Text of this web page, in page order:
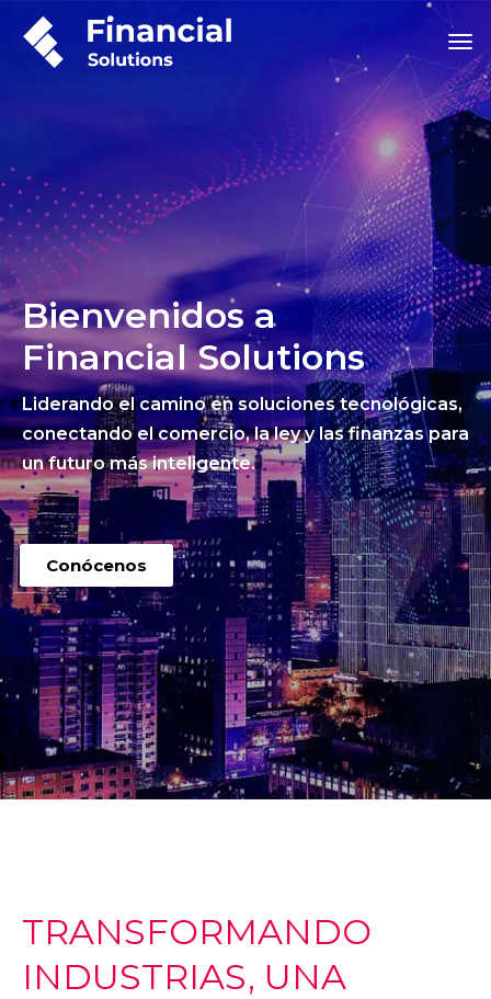
Bienvenidos a
Financial Solutions
Liderando el camino en soluciones tecnológicas,
conectando el comercio, la ley y las finanzas para
un futuro más inteligente.
Conócenos
TRANSFORMANDO
INDUSTRIAS, UNA